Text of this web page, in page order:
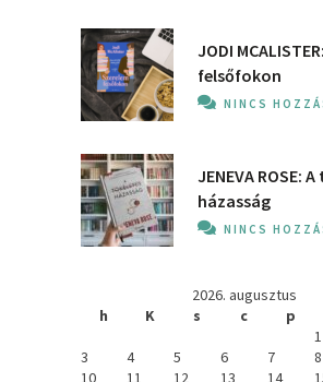
JODI
felsőfokon
NINCS
JENEVA ROSE:
házasság
NINCS
2026. augusztus
h
K s c p
1
3
4 5 6 7 8
10
11 12 13 14